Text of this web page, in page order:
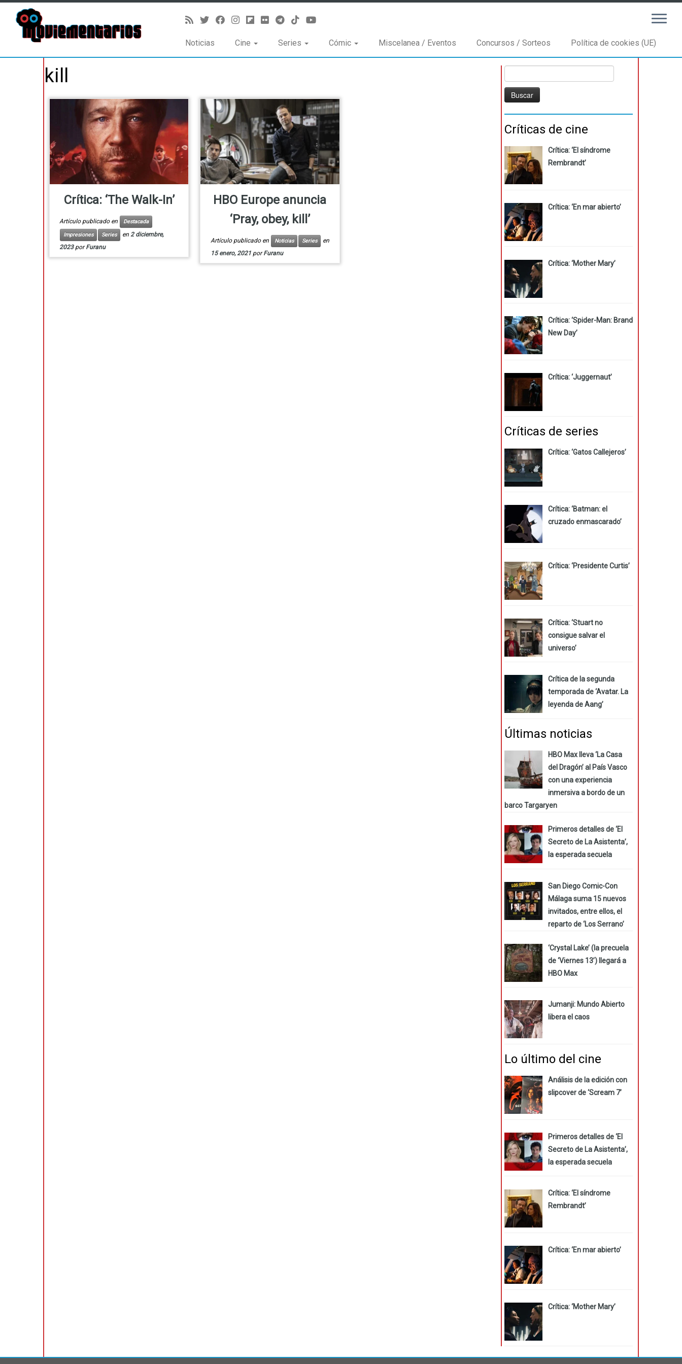
Noticias Cine Series Cómic Miscelanea / Eventos Concursos / Sorteos Política de cookies (UE)
kill
Crítica: ‘The Walk-In’
Artículo publicado en
Destacada
Impresiones
Series en2 diciembre,
2023 porFuranu
HBO Europe anuncia
‘Pray, obey, kill’
Artículo publicado en Noticias Series
en
15 enero, 2021 porFuranu
Críticas de cine
Crítica: ‘El síndrome
Rembrandt’
Crítica: ‘En mar abierto’
Crítica: ‘Mother Mary’
Crítica: ‘Spider-Man: Brand
New Day’
Crítica: ‘Juggernaut’
Críticas de series
Crítica: ‘Gatos Callejeros’
Crítica: ‘Batman: el
cruzado enmascarado’
Crítica: ‘Presidente Curtis’
Crítica: ‘Stuart no
consigue salvar el
universo’
Crítica de la segunda
temporada de ‘Avatar. La
leyenda de Aang’
Últimas noticias
HBO Max lleva ‘La Casa
del Dragón’ al País Vasco
con una experiencia
inmersiva a bordo de un
barco Targaryen
Primeros detalles de ‘El
Secreto de La Asistenta’,
la esperada secuela
San Diego Comic-Con
Málaga suma 15 nuevos
invitados, entre ellos, el
reparto de ‘Los Serrano’
‘Crystal Lake’ (la precuela
de ‘Viernes 13’) llegará a
HBO Max
Jumanji: Mundo Abierto
libera el caos
Lo último del cine
Análisis de la edición con
slipcover de ‘Scream 7’
Primeros detalles de ‘El
Secreto de La Asistenta’,
la esperada secuela
Crítica: ‘El síndrome
Rembrandt’
Crítica: ‘En mar abierto’
Crítica: ‘Mother Mary’